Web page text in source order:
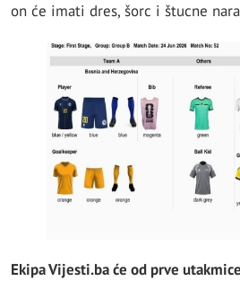
on će imati dres, šorc i štucne
Ekipa Vijesti.ba će od prve